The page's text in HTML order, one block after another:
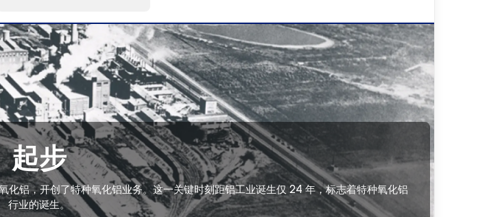
起步
铝，开创了特种氧化铝业务。这一关键时刻距铝工业诞生仅 24 年，标志着特种氧化铝
行业的诞生。